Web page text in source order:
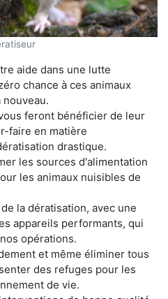
aide dans une lutte
chance à ces animaux
feront bénéficier de leur
faire en matière
drastique.
les sources d'alimentation
les animaux nuisibles de
la dératisation, avec une
appareils performants, qui
opérations.
et même éliminer tous
des refuges pour les
de vie.